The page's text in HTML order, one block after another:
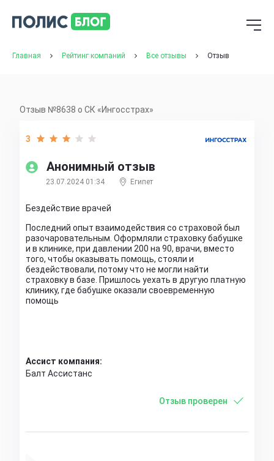
Главная Рейтинг компаний Все отзывы Отзыв
Отзыв №8638 о СК «Ингосстрах»
Анонимный отзыв
3
23.07.2024 01:34 Египет
Бездействие врачей
Последний опыт взаимодействия со страховой был
разочаровательным. Оформляли страховку бабушке
и в клинике, при давлении 200 на 90, врачи, вместо
того, чтобы оказывать помощь, стояли и
бездействовали, потому что не могли найти
страховку в базе. Пришлось уехать в другую платную
клинику, где бабушке оказали своевременную
помощь
Ассист компания:
Балт Ассистанс
Отзыв проверен